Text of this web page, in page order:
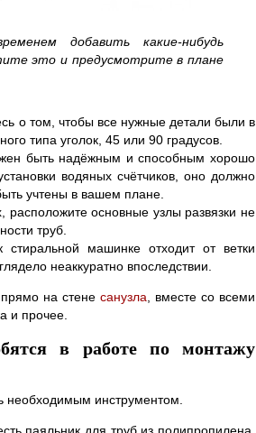
добавить какие-нибудь
это и предусмотрите в плане
о том, чтобы все нужные детали были в
типа уголок, 45 или 90 градусов.
быть надёжным и способным хорошо
водяных счётчиков, оно должно
учтены в вашем плане.
основные узлы развязки не
труб.
машинке отходит от ветки
неаккуратно впоследствии.
прямо на стенесанузла, вместе со всеми
и прочее.
в работе по монтажу
необходимым инструментом.
паяльник для труб из полипропилена.